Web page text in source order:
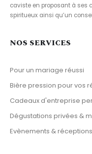
caviste en proposant à ses
spiritueux ainsi qu’un
NOS SERVICES
Pour un mariage réussi
Bière pression pour vos
Cadeaux d'entreprise
Dégustations privées &
Evènements & réceptions